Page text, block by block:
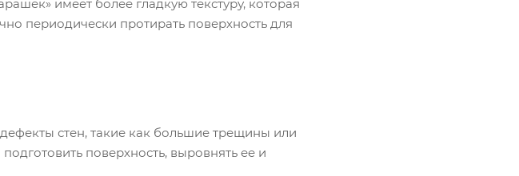
имеет более гладкую текстуру, которая
периодически протирать поверхность для
стен, такие как большие трещины или
поверхность, выровнять ее и